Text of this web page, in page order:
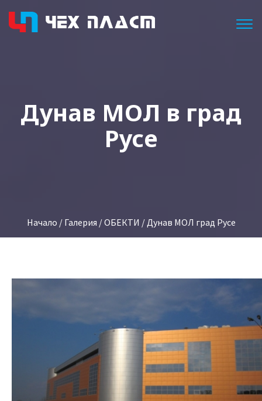
Дунав МОЛ в град
Русе
Начало / Галерия /ОБЕКТИ / Дунав МОЛ град Русе